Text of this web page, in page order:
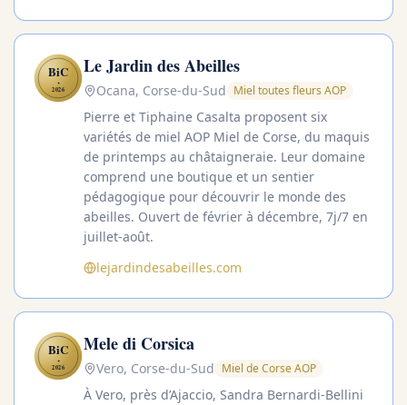
BiC
✦
2026
Le Jardin des Abeilles
Ocana, Corse-du-Sud Miel toutes fleurs AOP
Pierre et Tiphaine Casalta proposent six
variétés de miel AOP Miel de Corse, du maquis
de printemps au châtaigneraie. Leur domaine
comprend une boutique et un sentier
pédagogique pour découvrir le monde des
abeilles. Ouvert de février à décembre, 7j/7 en
juillet-août.
lejardindesabeilles.com
BiC
✦
2026
Mele di Corsica
Vero, Corse-du-Sud Miel de Corse AOP
À Vero, près d’Ajaccio, Sandra Bernardi-Bellini